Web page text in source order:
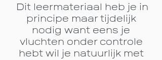
Dit leermateriaal heb je in
principe maartijdelijk
nodig want eens je
vluchten onder controle
hebt wil je natuurlijk met